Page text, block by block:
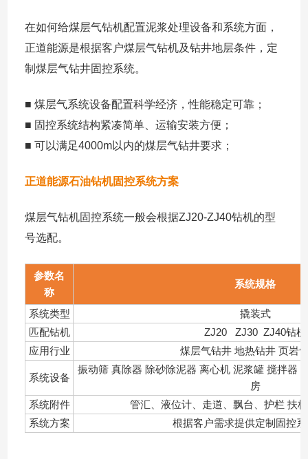
在如何给煤层气钻机配置泥浆处理设备和系统方面，
正道能源是根据客户煤层气钻机及钻井地层条件，定
制煤层气钻井固控系统。
■ 煤层气系统设备配置科学经济，性能稳定可靠；
■ 固控系统结构紧凑简单、运输安装方便；
■ 可以满足4000m以内的煤层气钻井要求；
正道能源石油钻机固控系统方案
煤层气钻机固控系统一般会根据ZJ20-ZJ40钻机的型
号选配。
参数名
称
系统规格
系统类型
撬装式
匹配钻机
ZJ20 ZJ30 ZJ40钻机
应用行业
煤层气钻井 地热钻井 页岩
系统设备
振动筛 真除器 除砂除泥器 离心机 泥浆罐 搅拌器
房
系统附件
管汇、液位计、走道、飘台、护栏 扶
系统方案
根据客户需求提供定制固控